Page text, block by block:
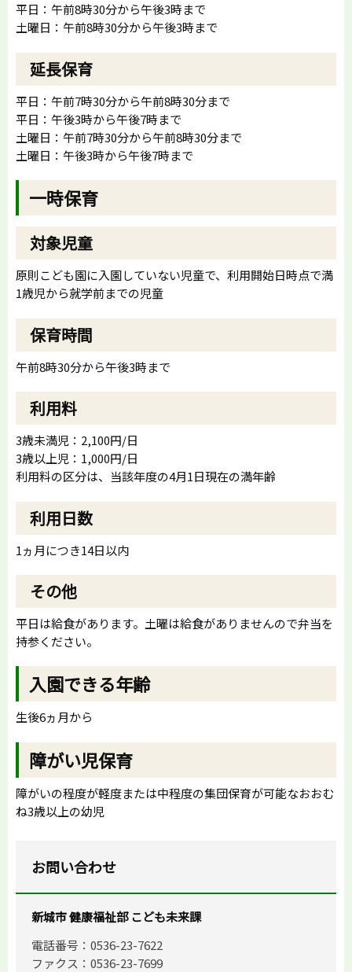
平日：午前8時30分から午後3時まで
土曜日：午前8時30分から午後3時まで
延長保育
平日：午前7時30分から午前8時30分まで
平日：午後3時から午後7時まで
土曜日：午前7時30分から午前8時30分まで
土曜日：午後3時から午後7時まで
一時保育
対象児童
原則こども園に入園していない児童で、利用開始日時点で満
1歳児から就学前までの児童
保育時間
午前8時30分から午後3時まで
利用料
3歳未満児：2,100円/日
3歳以上児：1,000円/日
利用料の区分は、当該年度の4月1日現在の満年齢
利用日数
1ヵ月につき14日以内
その他
平日は給食があります。土曜は給食がありませんので弁当を
持参ください。
入園できる年齢
生後6ヵ月から
障がい児保育
障がいの程度が軽度または中程度の集団保育が可能なおおむ
ね3歳以上の幼児
お問い合わせ
新城市 健康福祉部 こども未来課
電話番号：0536-23-7622
ファクス：0536-23-7699